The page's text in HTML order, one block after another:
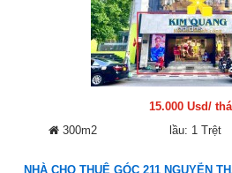
15.000 Usd/
300m2
lầu: 1 Trệt
NHÀ CHO THUÊ GÓC 211 NGUYỄN